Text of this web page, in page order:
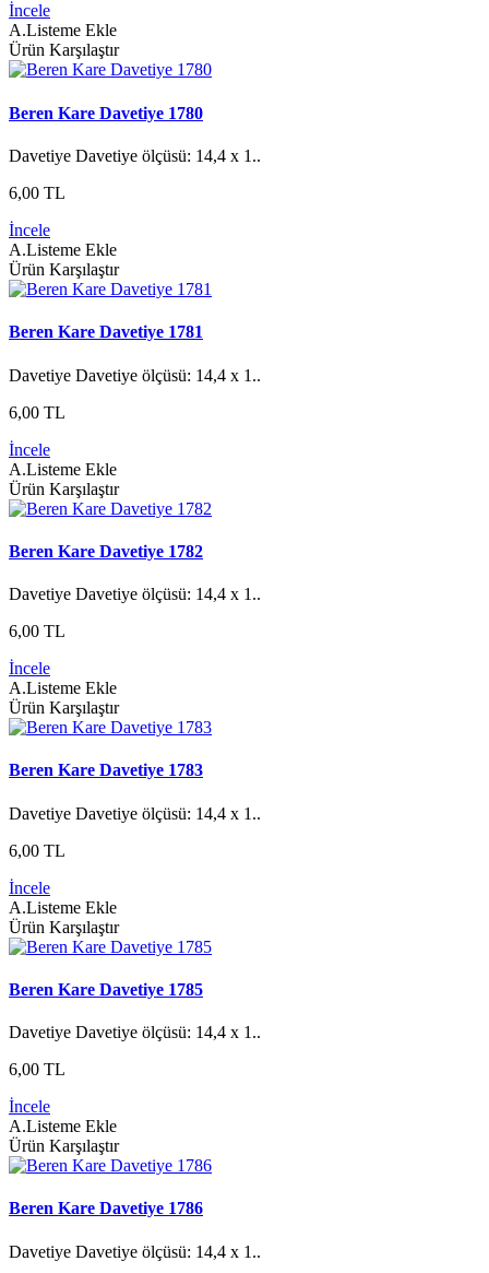
İncele
A.Listeme Ekle
Ürün Karşılaştır
Beren Kare Davetiye 1780
Davetiye Davetiye ölçüsü: 14,4 x 1..
6,00 TL
İncele
A.Listeme Ekle
Ürün Karşılaştır
Beren Kare Davetiye 1781
Davetiye Davetiye ölçüsü: 14,4 x 1..
6,00 TL
İncele
A.Listeme Ekle
Ürün Karşılaştır
Beren Kare Davetiye 1782
Davetiye Davetiye ölçüsü: 14,4 x 1..
6,00 TL
İncele
A.Listeme Ekle
Ürün Karşılaştır
Beren Kare Davetiye 1783
Davetiye Davetiye ölçüsü: 14,4 x 1..
6,00 TL
İncele
A.Listeme Ekle
Ürün Karşılaştır
Beren Kare Davetiye 1785
Davetiye Davetiye ölçüsü: 14,4 x 1..
6,00 TL
İncele
A.Listeme Ekle
Ürün Karşılaştır
Beren Kare Davetiye 1786
Davetiye Davetiye ölçüsü: 14,4 x 1..